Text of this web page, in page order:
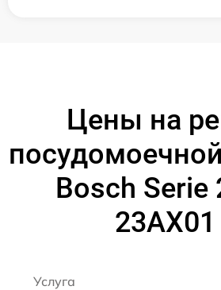
Цены на
Bosch Serie
23AX01
Услуга